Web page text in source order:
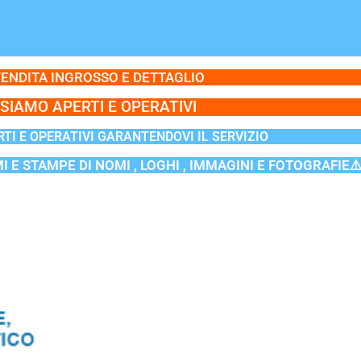
INGROSSO E DETTAGLIO
SIAMO APERTI E OPERATIVI
E OPERATIVI GARANTENDOVI IL SERVIZIO
E STAMPE DI NOMI , LOGHI , IMMAGINI E